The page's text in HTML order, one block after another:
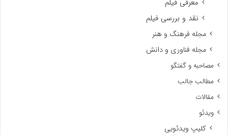
معرفی فیلم
نقد و بررسی فیلم
مجله فرهنگ و هنر
مجله فناوری و دانش
مصاحبه و گفتگو
مطالب جالب
مقالات
ویدئو
کلیپ ویدئویی